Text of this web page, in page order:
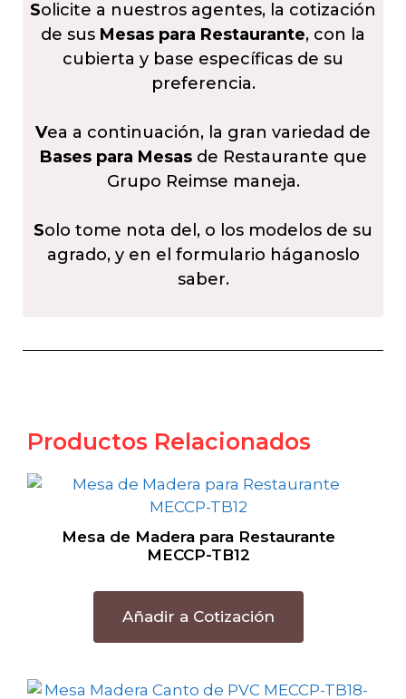
Solicite a nuestros agentes, la cotización
de sus Mesas para Restaurante, con la
cubierta y base específicas de su
preferencia.
Vea a continuación, la gran variedad de
Bases para Mesasde Restaurante que
Grupo Reimse maneja.
Solo tome nota del, o los modelos de su
agrado, y en el formulario háganoslo
saber.
Productos Relacionados
Mesa de Madera para Restaurante
MECCP-TB12
Añadir a Cotización